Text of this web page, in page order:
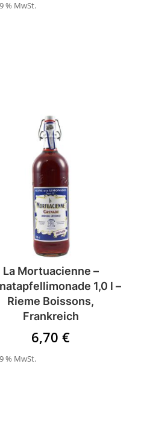
% MwSt.
La Mortuacienne –
1,0 l –
Rieme Boissons,
Frankreich
6,70€
% MwSt.